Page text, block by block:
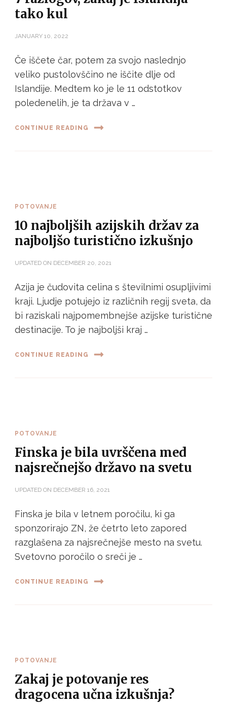
tako kul
JANUARY 10, 2022
Če iščete čar, potem za svojo naslednjo
veliko pustolovščino ne iščite dlje od
Islandije. Medtem ko je le 11 odstotkov
poledenelih, je ta država v …
CONTINUE READING
POTOVANJE
10 najboljših azijskih držav za
najboljšo turistično izkušnjo
UPDATED ON DECEMBER 20, 2021
Azija je čudovita celina s številnimi osupljivimi
kraji. Ljudje potujejo iz različnih regij sveta, da
bi raziskali najpomembnejše azijske turistične
destinacije. To je najboljši kraj …
CONTINUE READING
POTOVANJE
Finska je bila uvrščena med
najsrečnejšo državo na svetu
UPDATED ON DECEMBER 16, 2021
Finska je bila v letnem poročilu, ki ga
sponzorirajo ZN, že četrto leto zapored
razglašena za najsrečnejše mesto na svetu.
Svetovno poročilo o sreči je …
CONTINUE READING
POTOVANJE
Zakaj je potovanje res
dragocena učna izkušnja?